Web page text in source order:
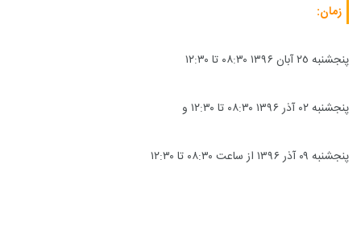
زمان:
پنجشنبه ٢٥ آبان ۱۳۹۶ ۰۸:۳۰ تا ۱۲:۳۰
پنجشنبه ۰۲ آذر ۱۳۹۶ ۰۸:۳۰ تا ۱۲:۳۰ و
پنجشنبه ۰۹ آذر ۱۳۹۶ از ساعت ۰۸:۳۰ تا ۱۲:۳۰